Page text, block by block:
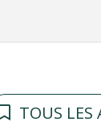
TOUS LES